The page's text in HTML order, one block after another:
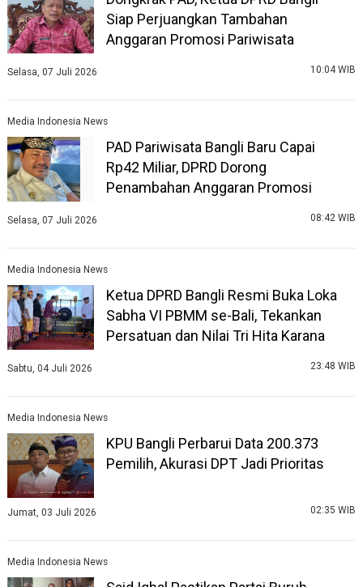
Siap Perjuangkan Tambahan
Anggaran Promosi Pariwisata
Selasa, 07 Juli 2026 10:04 WIB
Media Indonesia News
PAD Pariwisata Bangli Baru Capai
Rp42 Miliar, DPRD Dorong
Penambahan Anggaran Promosi
Selasa, 07 Juli 2026 08:42 WIB
Media Indonesia News
Ketua DPRD Bangli Resmi Buka Loka
Sabha VI PBMM se-Bali, Tekankan
Persatuan dan Nilai Tri Hita Karana
Sabtu, 04 Juli 2026 23:48 WIB
Media Indonesia News
KPU Bangli Perbarui Data 200.373
Pemilih, Akurasi DPT Jadi Prioritas
Jumat, 03 Juli 2026 02:35 WIB
Media Indonesia News